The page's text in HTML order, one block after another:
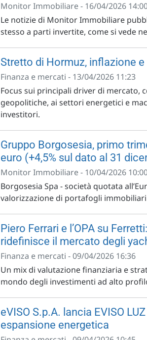
Monitor Immobiliare - 16/04/2026
Le notizie di Monitor Immobiliare
stesso a parti invertite, come si vede
Stretto di Hormuz, inflazione
Finanza e mercati - 13/04/2026 11:23
Focus sui principali driver di mercato,
geopolitiche, ai settori energetici e
investitori.
Gruppo Borgosesia, primo
euro (+4,5% sul dato al 31
Monitor Immobiliare - 10/04/2026
Borgosesia Spa - società quotata
valorizzazione di portafogli immobiliari
Piero Ferrari e l’OPA su
ridefinisce il mercato degli
Finanza e mercati - 09/04/2026 16:36
Un mix di valutazione finanziaria e
mondo degli investimenti ad alto
eVISO S.p.A. lancia EVISO
espansione energetica